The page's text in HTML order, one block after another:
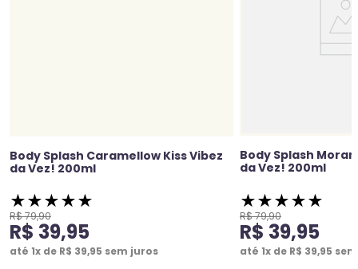
Body Splash Caramellow Kiss Vibez
da Vez! 200ml
★★★★★
R$79,90
R$ 39,95
até 1x de R$ 39,95 sem juros
Body Splash
da Vez! 200ml
★★★★★
R$79,90
R$ 39,95
até 1x de R$ 39,95